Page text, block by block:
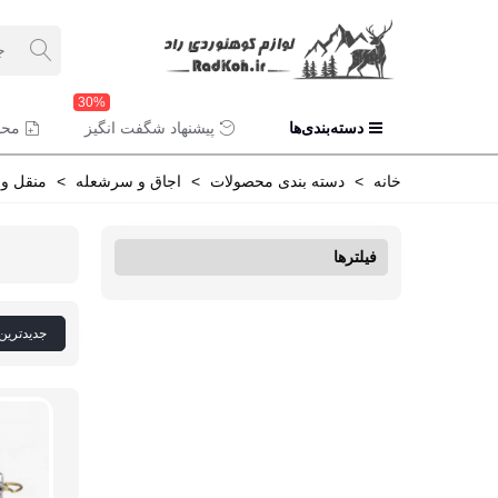
دسته‌بندی‌ها پیشنهاد شگفت انگیز
30%
خانه > دسته بندی محصولات > اجاق و سرشعله > منقل و
فیلترها